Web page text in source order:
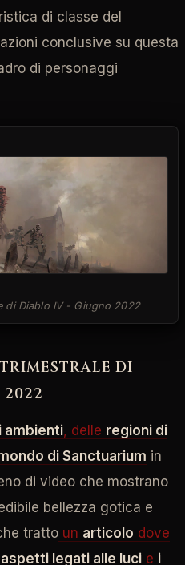
di classe del
conclusive su questa
di personaggi
di Diablo IV - Giugno 2022
DI
2022
ambienti, delle regioni di
di Sanctuarium in
di video che mostrano
bellezza gotica e
tratto un articolo dove
legati alle luci e i